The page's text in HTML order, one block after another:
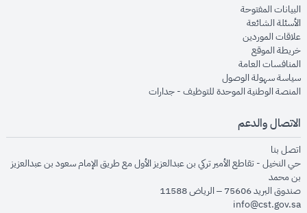
البيانات المفتوحةopens in new window
الأسئلة الشائعةopens in new window
علاقات الموردينopens in new window
خريطة الموقعopens in new window
المنافسات العامةopens in new window
سياسة سهولة الوصولopens in new window
المنصة الوطنية الموحدة للتوظيف - جداراتopens in new window
الاتصال والدعم
اتصل بنا
حي النخيل - تقاطع الأمير تركي بن عبدالعزيز الأول مع طريق الإمام سعود بن عبدالعزيز
بن محمد
صندوق البريد 75606 – الرياض 11588
info@cst.gov.sa